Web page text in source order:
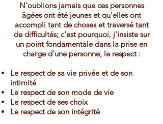
N'oublions jamais que ces personnes
âgées ont été jeunes et qu'elles ont
accompli tant de choses et traversé tant
de difficultés; c'est pourquoi, j'insiste sur
un point fondamentale dans la prise en
charge d'une personne, le respect :
Le respect de sa vie privée et de son
intimité
Le respect de son mode de vie
Le respect de ses choix
Le respect de son intégrité